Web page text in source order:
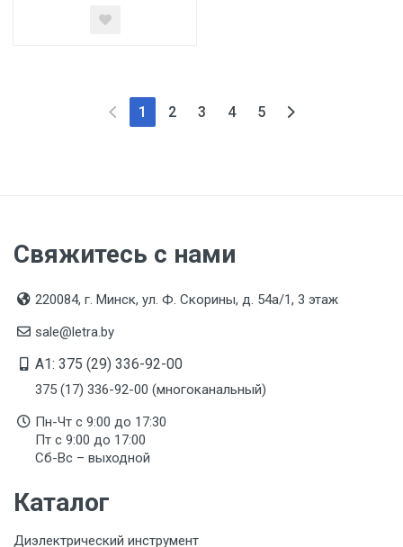
1 2 3 4 5
Свяжитесь с нами
220084, г. Минск, ул. Ф. Скорины, д. 54а/1, 3 этаж
sale@letra.by
A1: 375 (29) 336-92-00
375 (17) 336-92-00 (многоканальный)
Пн-Чт с 9:00 до 17:30
Пт с 9:00 до 17:00
Сб-Вс – выходной
Каталог
Диэлектрический инструмент